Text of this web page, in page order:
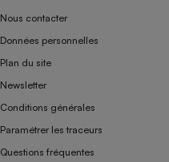
Nous contacter
Données personnelles
Plan du site
Newsletter
Conditions générales
Paramétrer les traceurs
Questions fréquentes